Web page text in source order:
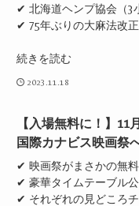
✔ 北海道ヘンプ協会（3
✔ 75年ぶりの大麻法改
続きを読む
2023.11.18
【入場無料に！】
国際カナビス映画祭
✔ 映画祭がまさかの無
✔ 豪華タイムテーブル
✔ それぞれの見どころ